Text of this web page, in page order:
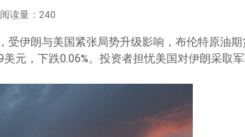
阅读量： 240
伊朗与美国紧张局势升级影响，布伦特原油期
元，下跌0.06%。投资者担忧美国对伊朗采取